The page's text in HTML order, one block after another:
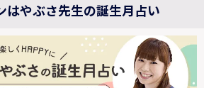
はやぶさ先生の誕生月占い